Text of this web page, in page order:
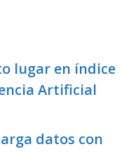
lugar en índice
Artificial
datos con